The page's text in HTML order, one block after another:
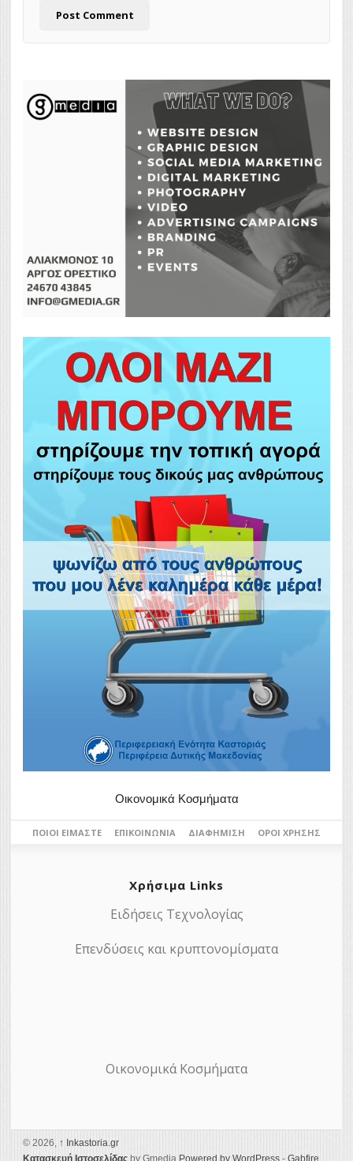
Οικονομικά Κοσμήματα
ΠΟΙΟΙ ΕΊΜΑΣΤΕ ΕΠΙΚΟΙΝΩΝΊΑ ΔΙΑΦΉΜΙΣΗ ΌΡΟΙ ΧΡΉΣΗΣ
Χρήσιμα Links
Ειδήσεις Τεχνολογίας
Επενδύσεις και κρυπτονομίσματα
Οικονομικά Κοσμήματα
© 2026, ↑ Ιnkastoria.gr